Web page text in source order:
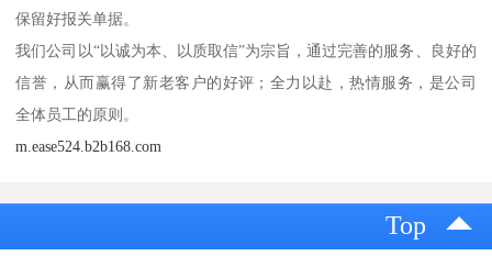
保留好报关单据。
我们公司以“以诚为本、以质取信”为宗旨，通过完善的服务、良好的
信誉，从而赢得了新老客户的好评；全力以赴，热情服务，是公司
全体员工的原则。
m.ease524.b2b168.com
Top